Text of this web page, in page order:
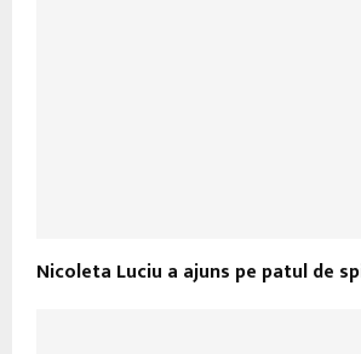
Nicoleta Luciu a ajuns pe patul de